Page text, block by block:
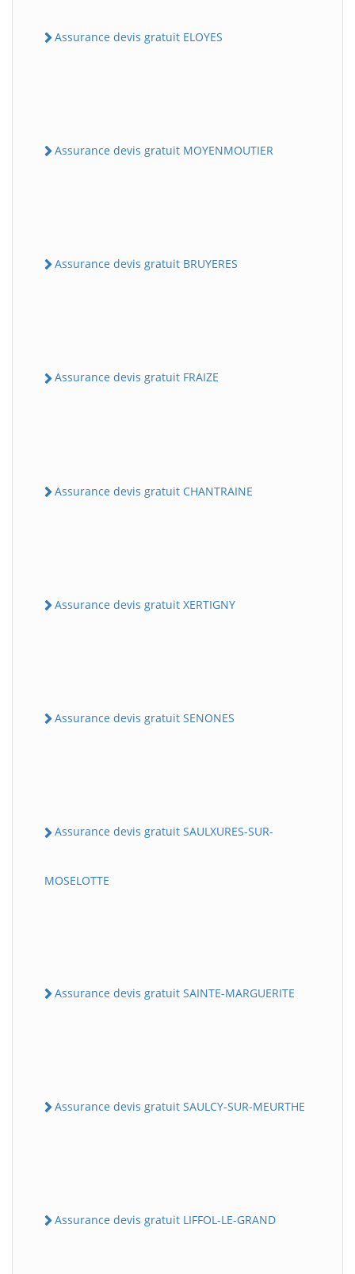
Assurance devis gratuit ELOYES
Assurance devis gratuit MOYENMOUTIER
Assurance devis gratuit BRUYERES
Assurance devis gratuit FRAIZE
Assurance devis gratuit CHANTRAINE
Assurance devis gratuit XERTIGNY
Assurance devis gratuit SENONES
Assurance devis gratuit SAULXURES-SUR-
MOSELOTTE
Assurance devis gratuit SAINTE-MARGUERITE
Assurance devis gratuit SAULCY-SUR-MEURTHE
Assurance devis gratuit LIFFOL-LE-GRAND